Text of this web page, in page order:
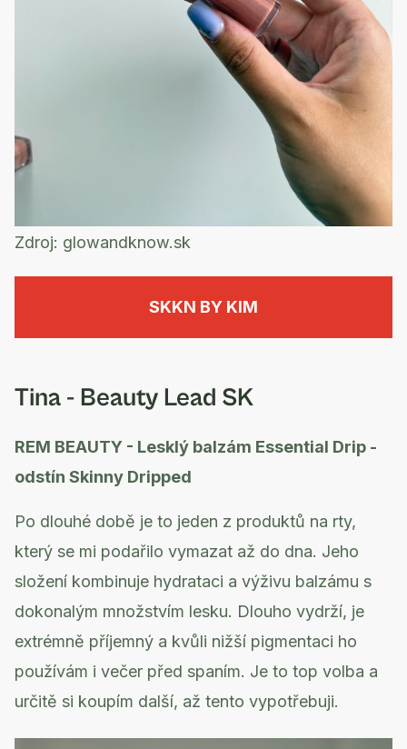
Zdroj: glowandknow.sk
SKKN BY KIM
Tina - Beauty Lead SK
REM BEAUTY - Lesklý balzám Essential Drip -
odstín Skinny Dripped
Po dlouhé době je to jeden z produktů na rty,
který se mi podařilo vymazat až do dna. Jeho
složení kombinuje hydrataci a výživu balzámu s
dokonalým množstvím lesku. Dlouho vydrží, je
extrémně příjemný a kvůli nižší pigmentaci ho
používám i večer před spaním. Je to top volba a
určitě si koupím další, až tento vypotřebuji.